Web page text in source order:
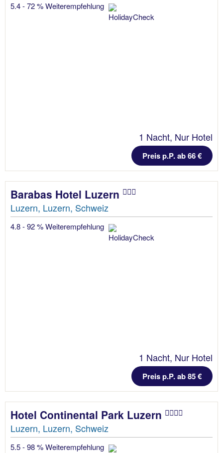
5.4 - 72 % Weiterempfehlung
1 Nacht, Nur Hotel
Preis p.P. ab 66 €
Barabas Hotel Luzern
Luzern, Luzern, Schweiz
4.8 - 92 % Weiterempfehlung
1 Nacht, Nur Hotel
Preis p.P. ab 85 €
Hotel Continental Park Luzern
Luzern, Luzern, Schweiz
5.5 - 98 % Weiterempfehlung